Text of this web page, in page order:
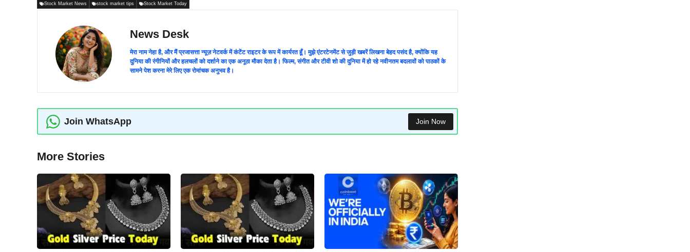
Stock Market News stock market tips Stock Market Today
News Desk
मेरा नाम नेहा है, और मैं प्रजासत्ता न्यूज़ नेटवर्क में कंटेंट राइटर के रूप में कार्यरत हूँ। मुझे एंटरटेनमेंट से जुड़ी खबरें लिखना बेहद पसंद है, क्योंकि यह
दुनिया की रंगीनियों और हलचलों को दर्शाने का एक अनूठा मौका देता है। फिल्म, संगीत और टीवी शो की दुनिया में हो रहे नवीनतम बदलावों को पाठकों के
सामने पेश करना मेरे लिए एक रोमांचक अनुभव है।
Join WhatsApp Join Now
More Stories